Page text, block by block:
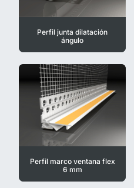
Perfil junta dilatación
ángulo
Perfil marco ventana flex
6 mm